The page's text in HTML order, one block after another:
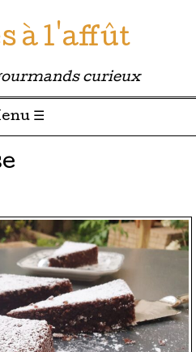
à l'affût
curieux
☰